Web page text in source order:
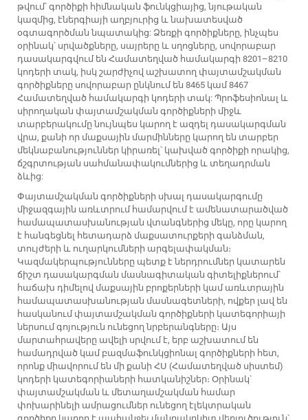
թվում՝ գործիքի հիմնական ֆունկցիայից, նյութական
կազմից, էներգիայի աղբյուրից և նախատեսված
օգտագործման նպատակից: Ձեռքի գործիքները, ինչպես
օրինակ՝ սրվածքները, սայրերը և սղոցները, սովորաբար
դասակարգվում են Համատեղված համակարգի 8201–8210
կոդերի տակ, իսկ շարժիչով աշխատող փայտամշակման
գործիքները սովորաբար ընկնում են 8465 կամ 8467
Համատեղված համակարգի կոդերի տակ: Պրոֆեսիոնալ և
սիրողական փայտամշակման գործիքների միջև
տարբերակումը նույնպես կարող է ազդել դասակարգման
վրա, քանի որ մաքսային մարմինները կարող են տարբեր
մեկնաբանություններ կիրառել՝ կախված գործիքի որակից,
ճշգրտության սահմանափակումներից և տեղադրման
ձևից:
Փայտամշակման գործիքների սխալ դասակարգումը
միջազգային առևտրում համարվում է ամենատարածված
համապատասխանության վտանգներից մեկը, որը կարող
է հանգեցնել հետադարձ մաքսատուրքերի գանձման,
տույժերի և ուղարկումների արգելափակման։
Կազմակերպությունները պետք է ներդրումներ կատարեն
ճիշտ դասակարգման մասնագիտական գիտելիքներում՝
հաճախ դիմելով մաքսային բրոքերների կամ առևտրային
համապատասխանության մասնագետների, ովքեր լավ են
հասկանում փայտամշակման գործիքների կատեգորիայի
ներսում գոյություն ունեցող նրբերանգները։ Այս
մարտահրավերը ավելի սրվում է, երբ աշխատում են
համադրված կամ բազմաֆունկցիոնալ գործիքների հետ,
որոնք միավորում են մի քանի ՀՍ (Համատեղված սիստեմ)
կոդերի կատեգորիաների հատկանիշներ։ Օրինակ՝
փայտամշակման և մետաղամշակման համար
փոխարինելի ամրացումներ ունեցող էլեկտրական